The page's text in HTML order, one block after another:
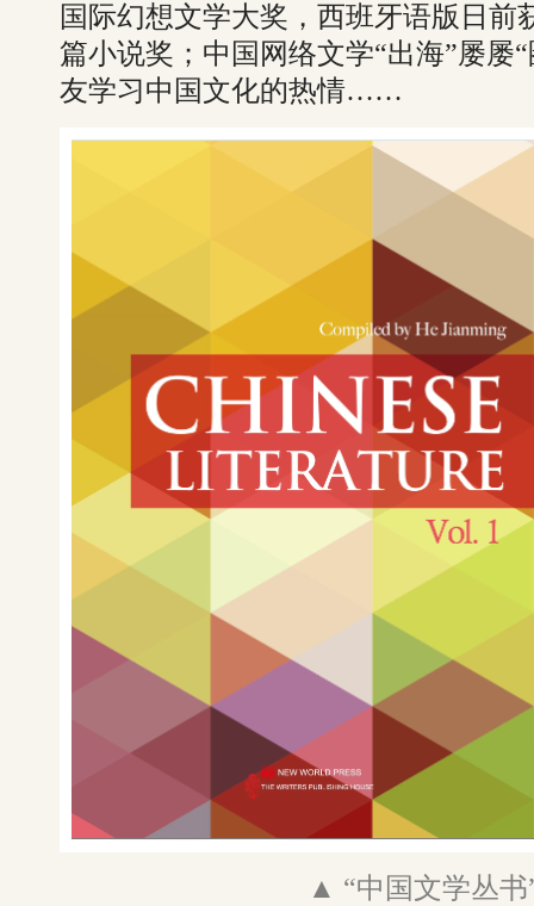
国际幻想文学大奖，西班牙语版日前
篇小说奖；中国网络文学“出海”屡屡
友学习中国文化的热情……
▲ “中国文学丛书